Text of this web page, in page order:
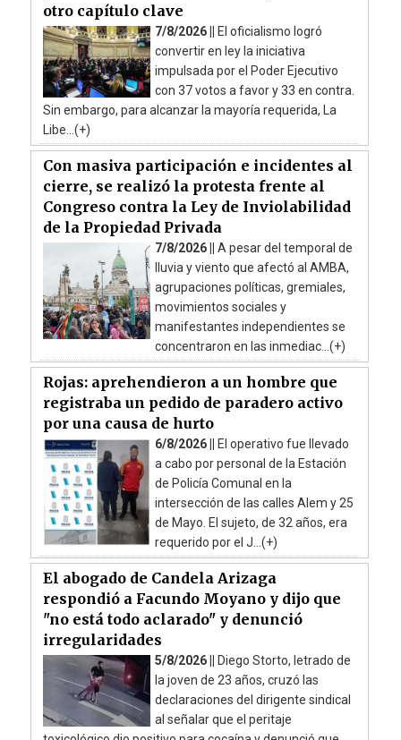
otro capítulo clave
7/8/2026 ||
El oficialismo logró
convertir en ley la iniciativa
impulsada por el Poder Ejecutivo
con 37 votos a favor y 33 en contra.
Sin embargo, para alcanzar la mayoría requerida, La
Libe...(+)
Con masiva participación e incidentes al
cierre, se realizó la protesta frente al
Congreso contra la Ley de Inviolabilidad
de la Propiedad Privada
7/8/2026 || A pesar del temporal de
lluvia y viento que afectó al AMBA,
agrupaciones políticas, gremiales,
movimientos sociales y
manifestantes independientes se
concentraron en las inmediac...(+)
Rojas: aprehendieron a un hombre que
registraba un pedido de paradero activo
por una causa de hurto
6/8/2026 ||
El operativo fue llevado
a cabo por personal de la Estación
de Policía Comunal en la
intersección de las calles Alem y 25
de Mayo. El sujeto, de 32 años, era
requerido por el J...(+)
El abogado de Candela Arizaga
respondió a Facundo Moyano y dijo que
"no está todo aclarado" y denunció
irregularidades
5/8/2026 ||
Diego Storto, letrado de
la joven de 23 años, cruzó las
declaraciones del dirigente sindical
al señalar que el peritaje